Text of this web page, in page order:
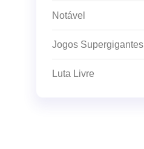
Notável
Jogos Supergigantes
Luta Livre